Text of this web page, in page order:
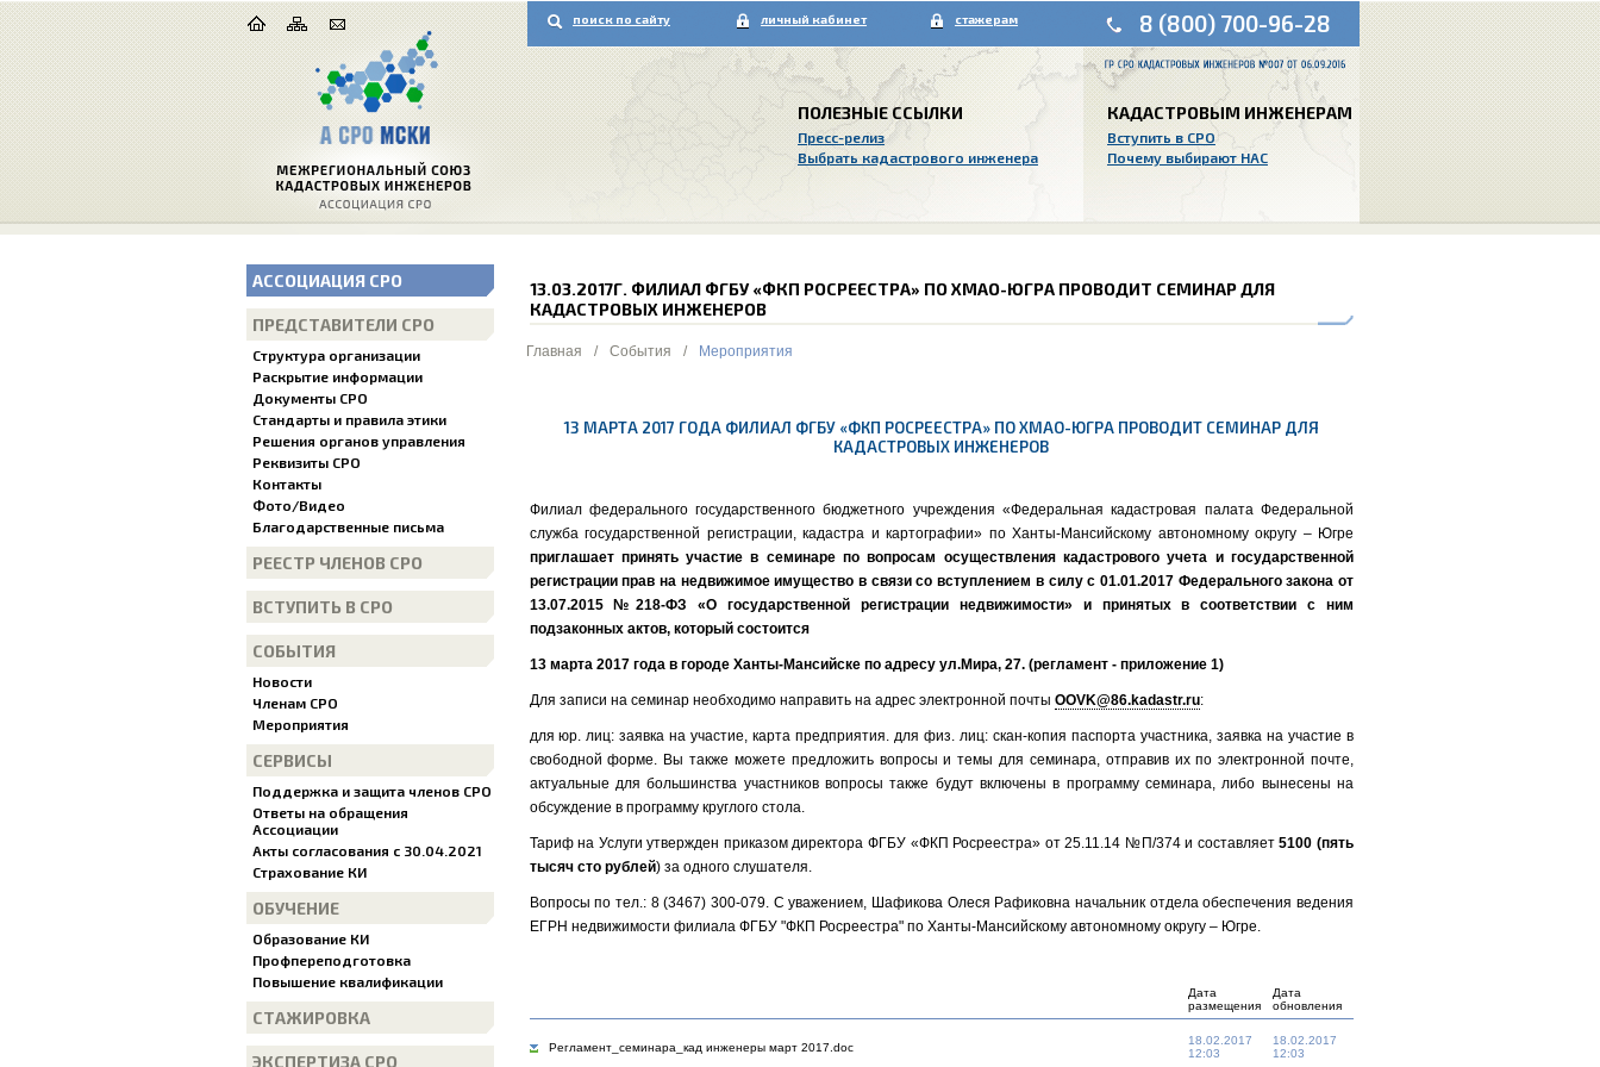
поиск по сайту личный кабинет стажерам 8 (800) 700-96-28
ПОЛЕЗНЫЕ ССЫЛКИ
Пресс-релиз
Выбрать кадастрового инженера
КАДАСТРОВЫМ ИНЖЕНЕРАМ
Вступить в СРО
Почему выбирают НАС
АССОЦИАЦИЯ СРО
ПРЕДСТАВИТЕЛИ СРО
Структура организации
Раскрытие информации
Документы СРО
Стандарты и правила этики
Решения органов управления
Реквизиты СРО
Контакты
Фото/Видео
Благодарственные письма
РЕЕСТР ЧЛЕНОВ СРО
ВСТУПИТЬ В СРО
СОБЫТИЯ
Новости
Членам СРО
Мероприятия
СЕРВИСЫ
Поддержка и защита членов СРО
Ответы на обращения
Ассоциации
Акты согласования с 30.04.2021
Страхование КИ
ОБУЧЕНИЕ
Образование КИ
Профпереподготовка
Повышение квалификации
СТАЖИРОВКА
ЭКСПЕРТИЗА СРО
13.03.2017Г. ФИЛИАЛ ФГБУ «ФКП РОСРЕЕСТРА» ПО ХМАО-ЮГРА ПРОВОДИТ СЕМИНАР ДЛЯ
КАДАСТРОВЫХ ИНЖЕНЕРОВ
Главная / События / Мероприятия
13 МАРТА 2017 ГОДА ФИЛИАЛ ФГБУ «ФКП РОСРЕЕСТРА» ПО ХМАО-ЮГРА ПРОВОДИТ СЕМИНАР ДЛЯ
КАДАСТРОВЫХ ИНЖЕНЕРОВ
Филиал федерального государственного бюджетного учреждения «Федеральная кадастровая палата Федеральной
служба государственной регистрации, кадастра и картографии» по Ханты-Мансийскому автономному округу – Югре
приглашает принять участие в семинаре по вопросам осуществления кадастрового учета и государственной
регистрации прав на недвижимое имущество в связи со вступлением в силу с 01.01.2017 Федерального закона от
13.07.2015 №218-ФЗ «О государственной регистрации недвижимости» и принятых в соответствии с ним
подзаконных актов, который состоится
13 марта 2017 года в городе Ханты-Мансийске по адресу ул.Мира, 27. (регламент - приложение 1)
Для записи на семинар необходимо направить на адрес электронной почты OOVK@86.kadastr.ru:
для юр. лиц: заявка на участие, карта предприятия. для физ. лиц: скан-копия паспорта участника, заявка на участие в
свободной форме. Вы также можете предложить вопросы и темы для семинара, отправив их по электронной почте,
актуальные для большинства участников вопросы также будут включены в программу семинара, либо вынесены на
обсуждение в программу круглого стола.
Тариф на Услуги утвержден приказом директора ФГБУ «ФКП Росреестра» от 25.11.14 №П/374 и составляет5100 (пять
тысяч сто рублей) за одного слушателя.
Вопросы по тел.: 8 (3467) 300-079. С уважением, Шафикова Олеся Рафиковна начальник отдела обеспечения ведения
ЕГРН недвижимости филиала ФГБУ "ФКП Росреестра" по Ханты-Мансийскому автономному округу – Югре.
Дата
размещения
Дата
обновления
Регламент_семинара_кад инженеры март 2017.doc
18.02.2017
12:03
18.02.2017
12:03